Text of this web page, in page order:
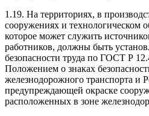
1.19. На территориях, в
сооружениях и технологическом
которое может служить
работников, должны быть
безопасности труда по ГОСТ Р
Положением о знаках
железнодорожного транспорта и
предупреждающей окраске
расположенных в зоне